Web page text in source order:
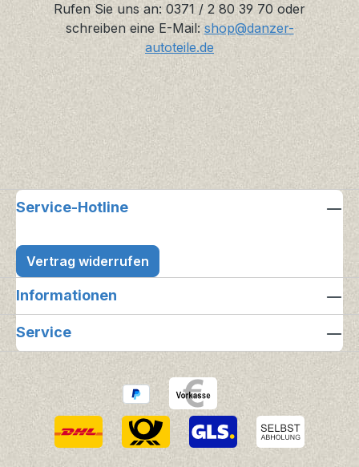
Rufen Sie uns an: 0371 / 2 80 39 70 oder
schreiben eine E-Mail: shop@danzer-
autoteile.de
Service-Hotline
Vertrag widerrufen
Informationen
Service